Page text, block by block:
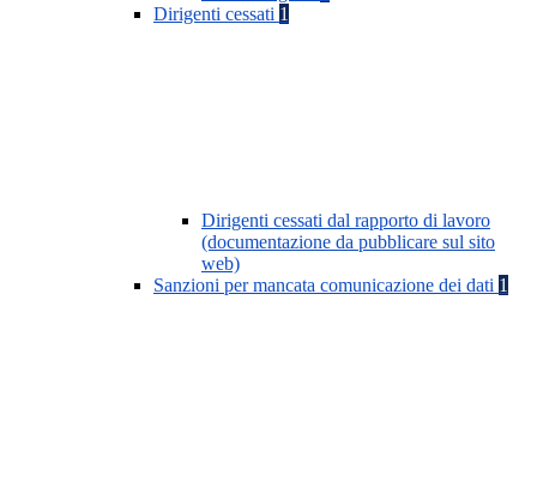
Dirigenti cessati 1
Dirigenti cessati dal rapporto di lavoro
(documentazione da pubblicare sul sito
web)
Sanzioni per mancata comunicazione dei dati 1